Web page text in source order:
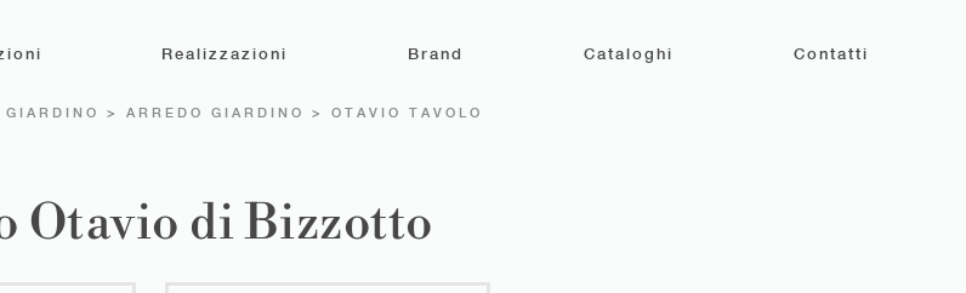
Realizzazioni Brand Cataloghi Contatti
> ARREDO GIARDINO > OTAVIO TAVOLO
Otavio di Bizzotto